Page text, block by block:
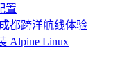
置
都跨洋航线体验
Alpine Linux